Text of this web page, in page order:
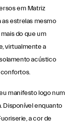
em Matriz
as estrelas mesmo
do que um
virtualmente a
acústico
confortos.
manifesto logo num
Disponível enquanto
a cor de